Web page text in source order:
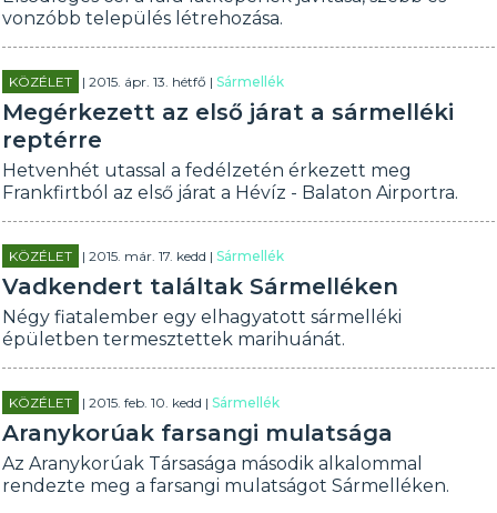
vonzóbb település létrehozása.
KÖZÉLET | 2015. ápr. 13. hétfő |Sármellék
Megérkezett az első járat a sármelléki
reptérre
Hetvenhét utassal a fedélzetén érkezett meg
Frankfirtból az első járat a Hévíz - Balaton Airportra.
KÖZÉLET | 2015. már. 17. kedd |Sármellék
Vadkendert találtak Sármelléken
Négy fiatalember egy elhagyatott sármelléki
épületben termesztettek marihuánát.
KÖZÉLET | 2015. feb. 10. kedd |Sármellék
Aranykorúak farsangi mulatsága
Az Aranykorúak Társasága második alkalommal
rendezte meg a farsangi mulatságot Sármelléken.